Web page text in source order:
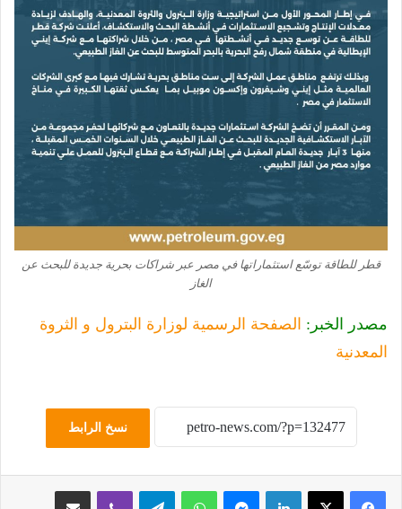
قطر للطاقة توسّع استثماراتها في مصر عبر شراكات بحرية جديدة للبحث عن
الغاز
مصدر الخبر: الصفحة الرسمية لوزارة البترول و الثروة
المعدنية
نسخ الرابط
لينكدإن ماسنجر واتساب تيلقرام ڤايبر مشاركة عبر البريد